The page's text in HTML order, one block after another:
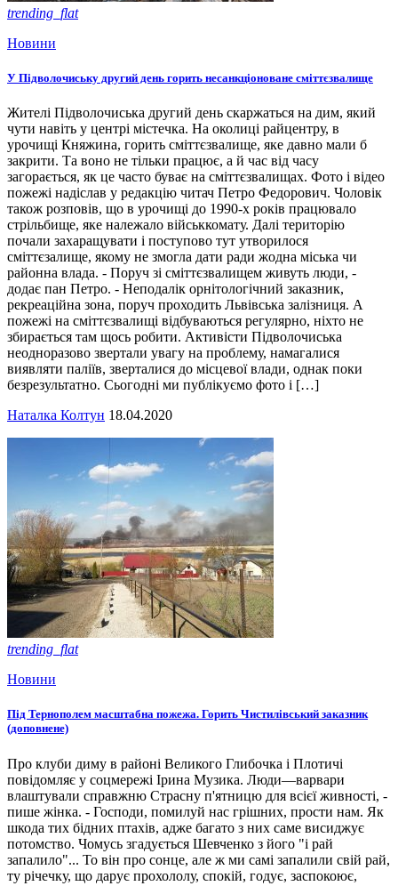
trending_flat
Новини
У Підволочиську другий день горить несанкціоноване сміттєзвалище
Жителі Підволочиська другий день скаржаться на дим, який
чути навіть у центрі містечка. На околиці райцентру, в
урочищі Княжина, горить сміттєзвалище, яке давно мали б
закрити. Та воно не тільки працює, а й час від часу
загорається, як це часто буває на сміттєзвалищах. Фото і відео
пожежі надіслав у редакцію читач Петро Федорович. Чоловік
також розповів, що в урочищі до 1990-х років працювало
стрільбище, яке належало військкомату. Далі територію
почали захаращувати і поступово тут утворилося
сміттєзалище, якому не змогла дати ради жодна міська чи
районна влада. - Поруч зі сміттєзвалищем живуть люди, -
додає пан Петро. - Неподалік орнітологічний заказник,
рекреаційна зона, поруч проходить Львівська залізниця. А
пожежі на сміттєзвалищі відбуваються регулярно, ніхто не
збирається там щось робити. Активісти Підволочиська
неодноразово звертали увагу на проблему, намагалися
виявляти паліїв, зверталися до місцевої влади, однак поки
безрезультатно. Сьогодні ми публікуємо фото і […]
Наталка Колтун 18.04.2020
trending_flat
Новини
Під Тернополем масштабна пожежа. Горить Чистилівський заказник
(доповнене)
Про клуби диму в районі Великого Глибочка і Плотичі
повідомляє у соцмережі Ірина Музика. Люди—варвари
влаштували справжню Страсну п'ятницю для всієї живності, -
пише жінка. - Господи, помилуй нас грішних, прости нам. Як
шкода тих бідних птахів, адже багато з них саме висиджує
потомство. Чомусь згадується Шевченко з його "і рай
запалило"... То він про сонце, але ж ми самі запалили свій рай,
ту річечку, що дарує прохололу, спокій, годує, заспокоює,